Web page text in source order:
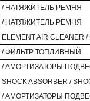
/ НАТЯЖИТЕЛЬ РЕМНЯ
/ НАТЯЖИТЕЛЬ РЕМНЯ
ELEMENT AIR CLEANER
/ ФИЛЬТР ТОПЛИВНЫЙ
/ АМОРТИЗАТОРЫ
SHOCK ABSORBER /
/ АМОРТИЗАТОРЫ